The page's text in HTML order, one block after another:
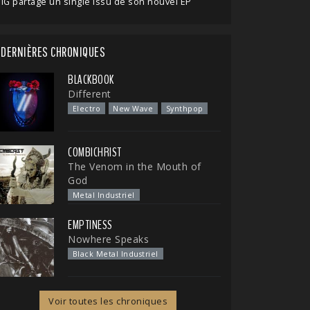
DERNIÈRES CHRONIQUES
BLACKBOOK
Different
Electro New Wave Synthpop
COMBICHRIST
The Venom in the Mouth of
God
Metal Industriel
EMPTINESS
Nowhere Speaks
Black Metal Industriel
Voir toutes les chroniques